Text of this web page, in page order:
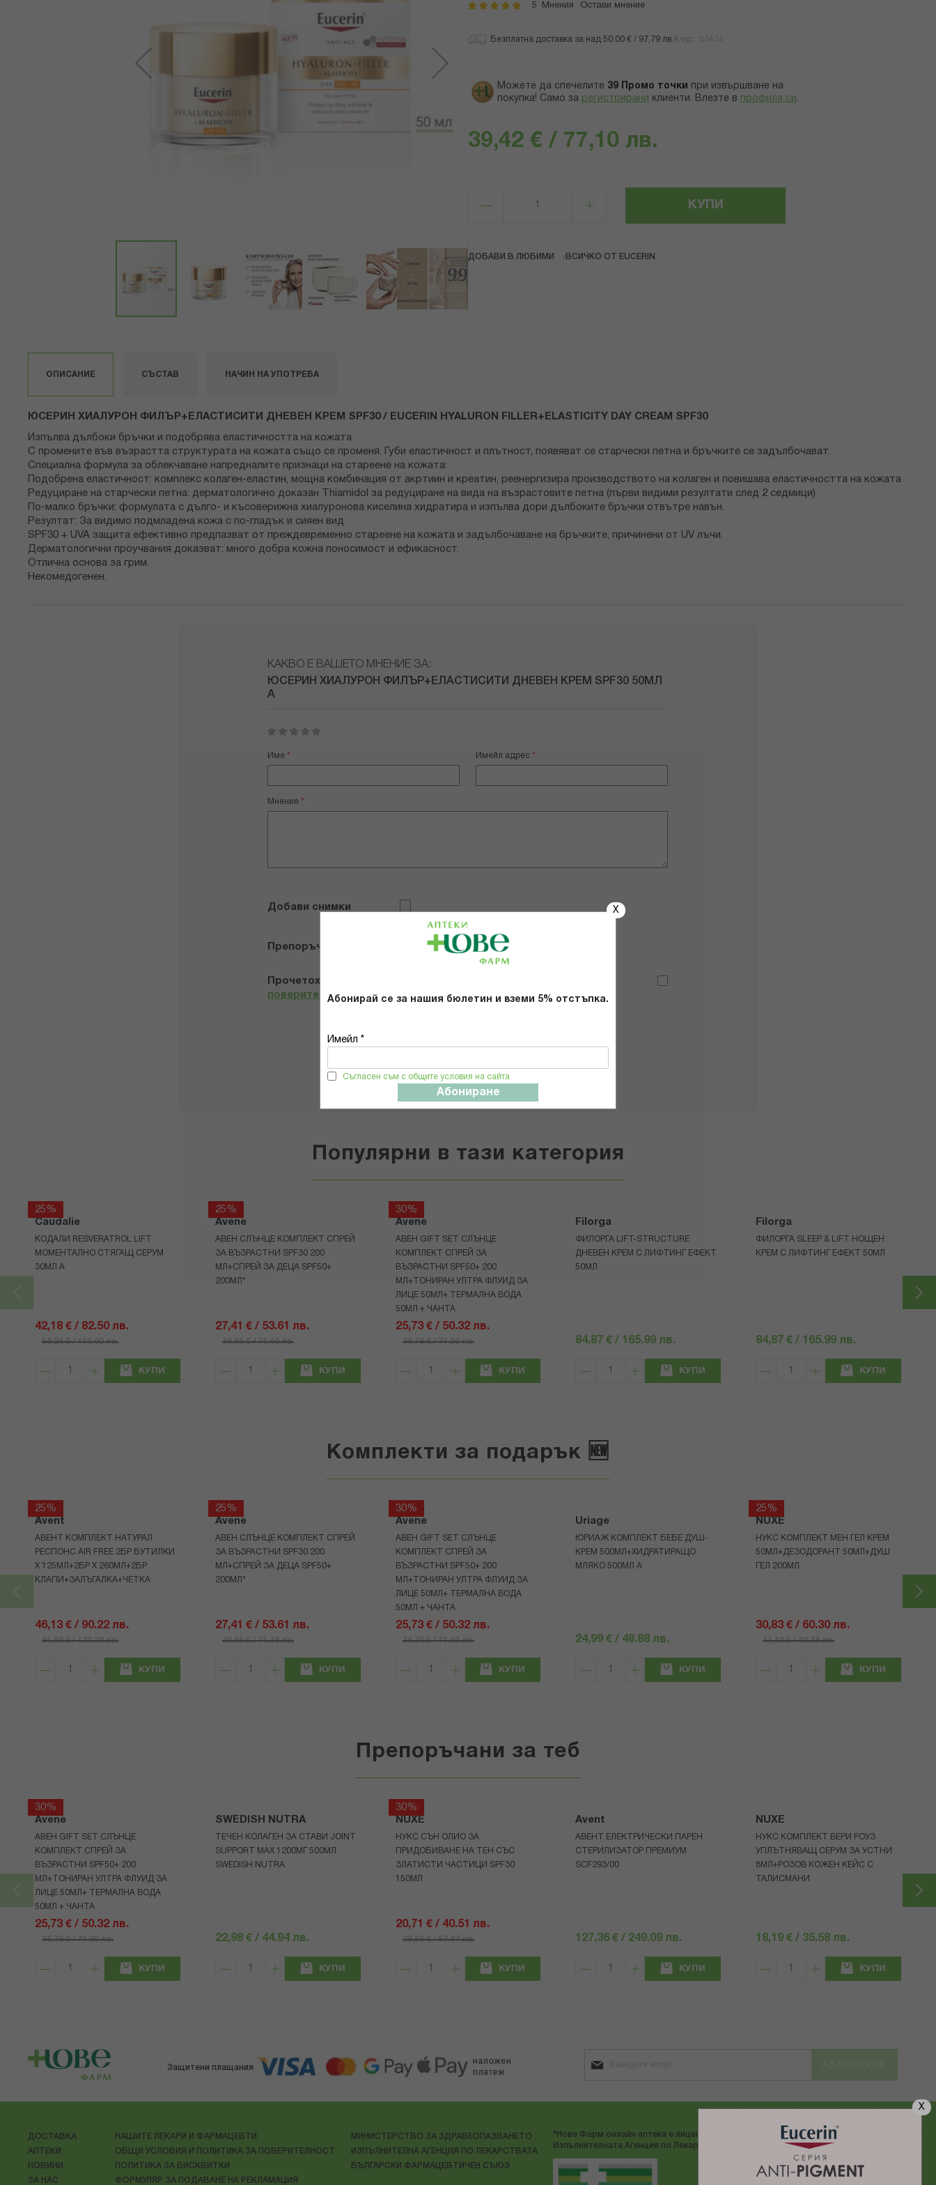
X
X
Абонирай се за нашия бюлетин и вземи 5% отстъпка.
Имейл *
Съгласен съм с общите условия на сайта
Абониране
рейтинг:
5 Мнения Остави мнение
Безплатна доставка за над 50.00 € / 97,79 лв.
Можете да спечелите 39 Промо точки
при извършване на
покупка! Само за регистрирани клиенти. Влезте в профила си .
39,42 € / 77,10 лв.
КУПИ
ДОБАВИ В ЛЮБИМИ ВСИЧКО ОТ EUCERIN
ОПИСАНИЕ
ЮСЕРИН ХИАЛУРОН ФИЛЪР+ЕЛАСТИСИТИ ДНЕВЕН КРЕМ SPF30 / EUCERIN HYALURON FILLER+ELASTICITY DAY CREAM SPF30
Изпълва дълбоки бръчки и подобрява еластичността на кожата
С промените във възрастта структурата на кожата също се променя. Губи еластичност и плътност, появяват се старчески петна и бръчките се задълбочават.
Специална формула за облекчаване напредналите признаци на стареене на кожата:
Подобрена еластичност: комплекс колаген-еластин, мощна комбинация от акртиин и креатин, реенергизира производството на колаген и повишава еластичността на кожата
Редуциране на старчески петна: дерматологично доказан Thiamidol за редуциране на вида на възрастовите петна (първи видими резултати след 2 седмици)
По-малко бръчки: формулата с дълго- и късоверижна хиалуронова киселина хидратира и изпълва дори дълбоките бръчки отвътре навън.
Резултат: За видимо подмладена кожа с по-гладък и сияен вид
SPF30 + UVA защита ефективно предпазват от преждевременно стареене на кожата и задълбочаване на бръчките, причинени от UV лъчи.
Дерматологични проучвания доказват: много добра кожна поносимост и ефикасност.
Отлична основа за грим.
Некомедогенен.
СЪСТАВ НАЧИН НА УПОТРЕБА
КАКВО Е ВАШЕТО МНЕНИЕ ЗА:
ЮСЕРИН ХИАЛУРОН ФИЛЪР+ЕЛАСТИСИТИ ДНЕВЕН КРЕМ SPF30 50МЛ
А
star
stars
stars
stars
stars
Име Имейл адрес
Мнение
Добави снимки
Препоръчвам продукта
Прочетох и се съгласявам с
поверителност *
ИЗПРАТИ
Популярни в тази категория
25%
Caudalie
КОДАЛИ RESVERATROL LIFT
МОМЕНТАЛНО СТЯГАЩ СЕРУМ
30МЛ А
42,18 € / 82.50 лв.
56,24 € / 110.00 лв.
КУПИ
25%
Avene
АВЕН СЛЪНЦЕ КОМПЛЕКТ СПРЕЙ
ЗА ВЪЗРАСТНИ SPF30 200
МЛ+СПРЕЙ ЗА ДЕЦА SPF50+
200МЛ*
27,41 € / 53.61 лв.
36,55 € / 71.49 лв.
КУПИ
30%
Avene
АВЕН GIFT SET СЛЪНЦЕ
КОМПЛЕКТ СПРЕЙ ЗА
ВЪЗРАСТНИ SPF50+ 200
МЛ+ТОНИРАН УЛТРА ФЛУИД ЗА
ЛИЦЕ 50МЛ+ ТЕРМАЛНА ВОДА
50МЛ + ЧАНТА
25,73 € / 50.32 лв.
36,76 € / 71.90 лв.
КУПИ
Filorga
ФИЛОРГА LIFT-STRUCTURE
ДНЕВЕН КРЕМ С ЛИФТИНГ ЕФЕКТ
50МЛ
84,87 € / 165.99 лв.
КУПИ
Filorga
ФИЛОРГА SLEEP & LIFT НОЩЕН
КРЕМ С ЛИФТИНГ ЕФЕКТ 50МЛ
84,87 € / 165.99 лв.
КУПИ
Комплекти за подарък 🆕
25%
Avent
АВЕНТ КОМПЛЕКТ НАТУРАЛ
РЕСПОНС AIR FREE 2БР БУТИЛКИ
Х 125МЛ+2БР Х 260МЛ+2БР
КЛАПИ+ЗАЛЪГАЛКА+ЧЕТКА
46,13 € / 90.22 лв.
61,50 € / 120.28 лв.
КУПИ
25%
Avene
АВЕН СЛЪНЦЕ КОМПЛЕКТ СПРЕЙ
ЗА ВЪЗРАСТНИ SPF30 200
МЛ+СПРЕЙ ЗА ДЕЦА SPF50+
200МЛ*
27,41 € / 53.61 лв.
36,55 € / 71.49 лв.
КУПИ
30%
Avene
АВЕН GIFT SET СЛЪНЦЕ
КОМПЛЕКТ СПРЕЙ ЗА
ВЪЗРАСТНИ SPF50+ 200
МЛ+ТОНИРАН УЛТРА ФЛУИД ЗА
ЛИЦЕ 50МЛ+ ТЕРМАЛНА ВОДА
50МЛ + ЧАНТА
25,73 € / 50.32 лв.
36,76 € / 71.90 лв.
КУПИ
Uriage
ЮРИАЖ КОМПЛЕКТ БЕБЕ ДУШ-
КРЕМ 500МЛ+ХИДРАТИРАЩО
МЛЯКО 500МЛ A
24,99 € / 48.88 лв.
КУПИ
25%
NUXE
НУКС КОМПЛЕКТ МЕН ГЕЛ КРЕМ
50МЛ+ДЕЗОДОРАНТ 50МЛ+ДУШ
ГЕЛ 200МЛ
30,83 € / 60.30 лв.
41,10 € / 80.38 лв.
КУПИ
Препоръчани за теб
30%
Avene
АВЕН GIFT SET СЛЪНЦЕ
КОМПЛЕКТ СПРЕЙ ЗА
ВЪЗРАСТНИ SPF50+ 200
МЛ+ТОНИРАН УЛТРА ФЛУИД ЗА
ЛИЦЕ 50МЛ+ ТЕРМАЛНА ВОДА
50МЛ + ЧАНТА
25,73 € / 50.32 лв.
36,76 € / 71.90 лв.
КУПИ
SWEDISH NUTRA
ТЕЧЕН КОЛАГЕН ЗА СТАВИ JOINT
SUPPORT MAX 1200МГ 500МЛ
SWEDISH NUTRA
22,98 € / 44.94 лв.
КУПИ
30%
NUXE
НУКС СЪН ОЛИО ЗА
ПРИДОБИВАНЕ НА ТЕН СЪС
ЗЛАТИСТИ ЧАСТИЦИ SPF30
150МЛ
20,71 € / 40.51 лв.
29,59 € / 57.87 лв.
КУПИ
Avent
АВЕНТ ЕЛЕКТРИЧЕСКИ ПАРЕН
СТЕРИЛИЗАТОР ПРЕМИУМ
SCF293/00
127,36 € / 249.09 лв.
КУПИ
NUXE
НУКС КОМПЛЕКТ ВЕРИ РОУЗ
УПЛЪТНЯВАЩ СЕРУМ ЗА УСТНИ
8МЛ+РОЗОВ КОЖЕН КЕЙС С
ТАЛИСМАНИ
18,19 € / 35.58 лв.
КУПИ
Защитени плащания АБОНИРАНЕ
ДОСТАВКА
АПТЕКИ
НОВИНИ
ЗА НАС
НАШИТЕ ЛЕКАРИ И ФАРМАЦЕВТИ
ОБЩИ УСЛОВИЯ И ПОЛИТИКА ЗА ПОВЕРИТЕЛНОСТ
ПОЛИТИКА ЗА БИСКВИТКИ
ФОРМУЛЯР ЗА ПОДАВАНЕ НА РЕКЛАМАЦИЯ
МИНИСТЕРСТВО ЗА ЗДРАВЕОПАЗВАНЕТО
ИЗПЪЛНИТЕЛНА АГЕНЦИЯ ПО ЛЕКАРСТВАТА
БЪЛГАРСКИ ФАРМАЦЕВТИЧЕН СЪЮЗ
"Нове Фарм онлайн аптека е лицензирана от
Изпълнителната Агенция по Лекарствата"
ДОСТАВЯМЕ С: